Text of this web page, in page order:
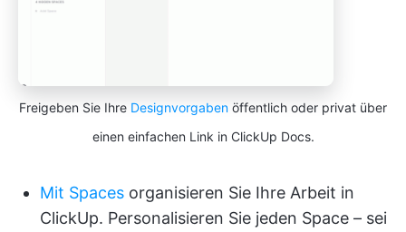
Freigeben Sie Ihre Designvorgaben öffentlich oder privat über
einen einfachen Link in ClickUp Docs.
Mit Spaces organisieren Sie Ihre Arbeit in
ClickUp. Personalisieren Sie jeden Space – sei